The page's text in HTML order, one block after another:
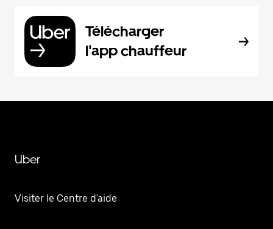
Télécharger
l'app chauffeur
Uber
Visiter le Centre d'aide